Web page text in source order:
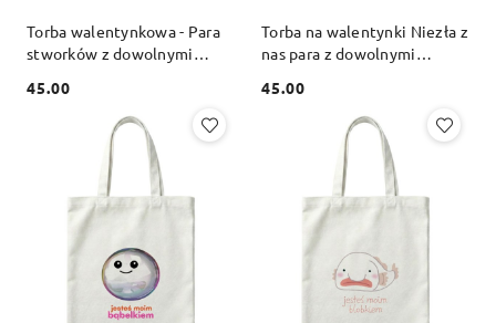
Torba walentynkowa - Para
stworków z dowolnymi
Cena:
45.00
Torba na walentynki Niezła z
nas para z dowolnymi
Cena:
45.00